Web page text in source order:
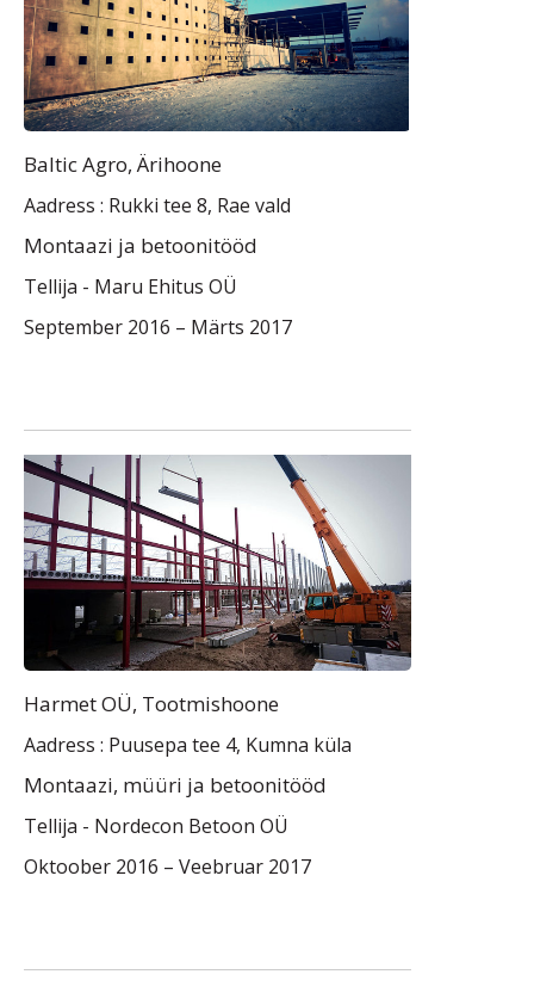
Baltic Agro, Ärihoone
Aadress : Rukki tee 8, Rae vald
Montaazi ja betoonitööd
Tellija - Maru Ehitus OÜ
September 2016 – Märts 2017
Harmet OÜ, Tootmishoone
Aadress : Puusepa tee 4, Kumna küla
Montaazi, müüri ja betoonitööd
Tellija - Nordecon Betoon OÜ
Oktoober 2016 – Veebruar 2017